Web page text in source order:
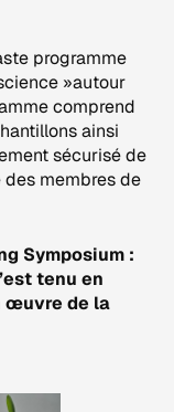
programme
»autour
comprend
ainsi
sécurisé de
des membres de
Symposium :
tenu en
œuvre de la